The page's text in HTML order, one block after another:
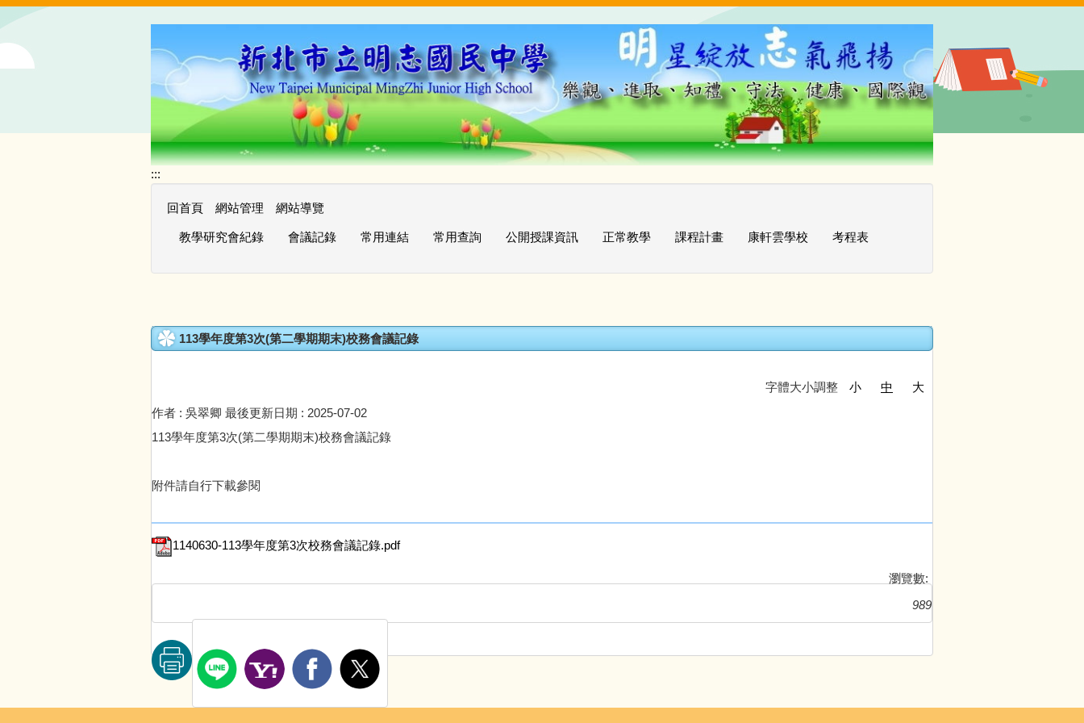
主
:::
回首頁 網站管理 網站導覽
教學研究會紀錄 會議記錄 常用連結 常用查詢 公開授課資訊 正常教學 課程計畫 康軒雲學校 考程表
113學年度第3次(第二學期期末)校務會議記錄
字體大小調整 小 中
大
作者 : 吳翠卿 最後更新日期 : 2025-07-02
113學年度第3次(第二學期期末)校務會議記錄
附件請自行下載參閱
1140630-113學年度第3次校務會議記錄.pdf
瀏覽數:
989